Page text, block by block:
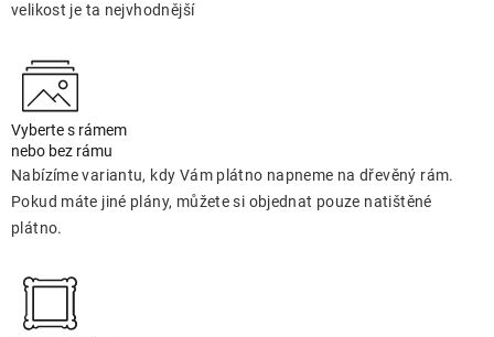
velikost je ta nejvhodnější
Vyberte s rámem
nebo bez rámu
Nabízíme variantu, kdy Vám plátno napneme na dřevěný rám.
Pokud máte jiné plány, můžete si objednat pouze natištěné
plátno.